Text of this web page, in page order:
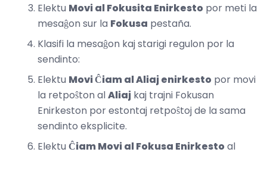
Elektu Movi al Fokusita Enirkesto por meti la
mesaĝon sur la Fokusa pestaña.
Klasifi la mesaĝon kaj starigi regulon por la
sendinto:
Elektu Movi Ĉiam al Aliaj enirkesto por movi
la retpoŝton alAliaj kaj trajni Fokusan
Enirkeston por estontaj retpoŝtoj de la sama
sendinto eksplicite.
Elektu Ĉiam Movi al Fokusa Enirkestoal